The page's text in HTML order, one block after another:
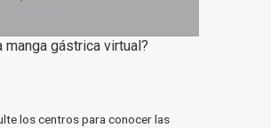
manga gástrica virtual?
los centros para conocer las